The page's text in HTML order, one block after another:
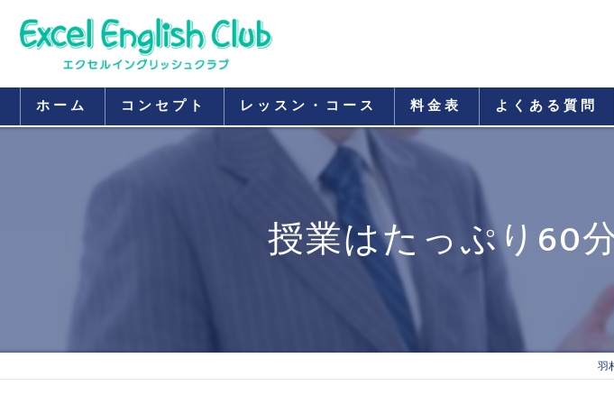
ホーム コンセプト レッスン・コース 料金表 よくある質問
授業はたっぷり60
羽